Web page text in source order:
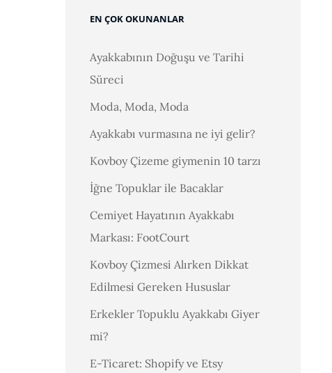
EN ÇOK OKUNANLAR
Ayakkabının Doğuşu ve Tarihi
Süreci
Moda, Moda, Moda
Ayakkabı vurmasına ne iyi gelir?
Kovboy Çizeme giymenin 10 tarzı
İğne Topuklar ile Bacaklar
Cemiyet Hayatının Ayakkabı
Markası: FootCourt
Kovboy Çizmesi Alırken Dikkat
Edilmesi Gereken Hususlar
Erkekler Topuklu Ayakkabı Giyer
mi?
E-Ticaret: Shopify ve Etsy